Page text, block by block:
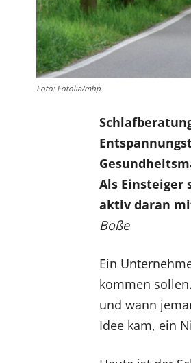
Foto: Fotolia/mhp
Als Einsteiger
aktiv daran
Boße
Ein
kommen
und wann
Idee kam, ein